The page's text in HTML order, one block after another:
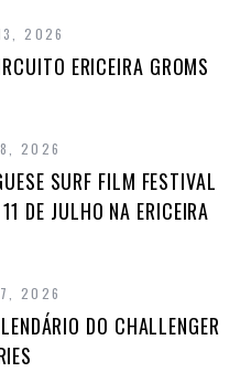
2026
ERICEIRA GROMS
8, 2026
SURF FILM FESTIVAL
DE JULHO NA ERICEIRA
7, 2026
DO CHALLENGER